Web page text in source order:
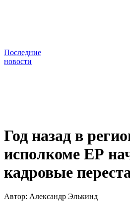
Последние
новости
Год назад в
исполкоме ЕР
кадровые
Автор: Александр Элькинд